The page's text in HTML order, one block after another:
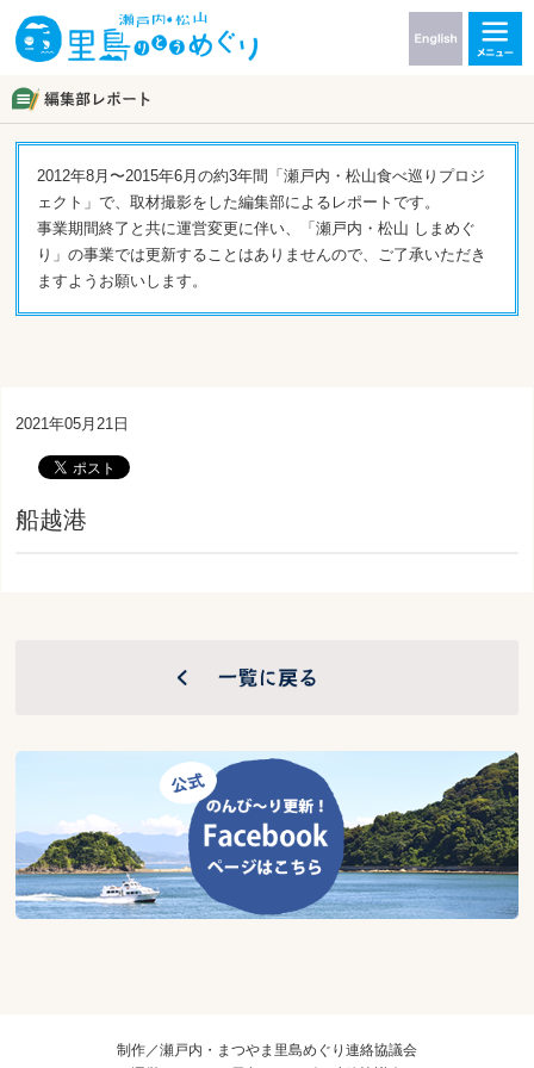
2012年8月〜2015年6月の約3年間「瀬戸内・松山食べ巡りプロジ
ェクト」で、取材撮影をした編集部によるレポートです。
事業期間終了と共に運営変更に伴い、「瀬戸内・松山 しまめぐ
り」の事業では更新することはありませんので、ご了承いただき
ますようお願いします。
2021年05月21日
船越港
制作／瀬戸内・まつやま里島めぐり連絡協議会